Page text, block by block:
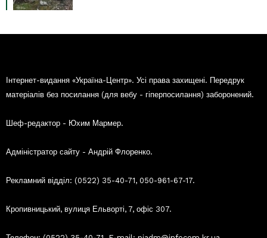
Інтернет-видання «Україна-Центр». Усі права захищені. Передрук
матеріалів без посилання (для вебу - гіперпосилання) заборонений.
Шеф-редактор - Юхим Мармер.
Адміністратор сайту - Андрій Флоренко.
Рекламний відділ: (0522) 35-40-71, 050-961-67-17.
Кропивницький, вулиця Ельворті, 7, офіс 307.